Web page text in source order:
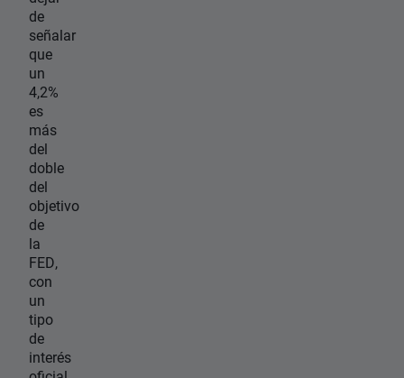
de
señalar
que
un
4,2%
es
más
del
doble
del
objetivo
de
la
FED,
con
un
tipo
de
interés